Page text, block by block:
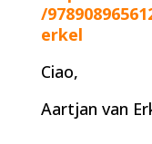
/
erkel
Ciao,
Aartjan van